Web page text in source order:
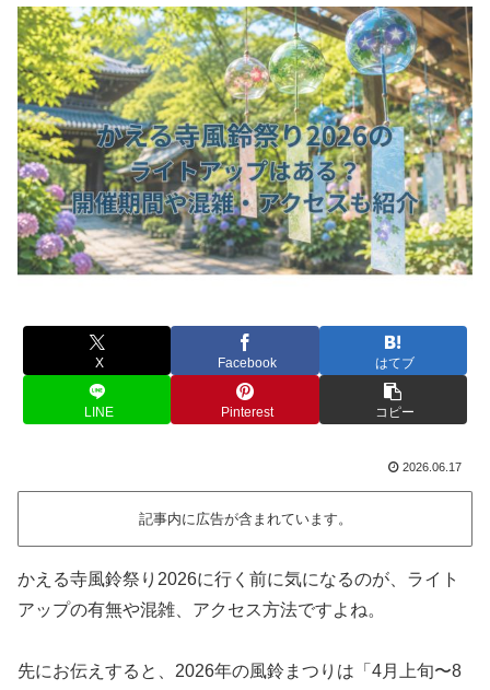
X Facebook はてブ
LINE Pinterest コピー
2026.06.17
記事内に広告が含まれています。
かえる寺風鈴祭り2026に行く前に気になるのが、ライト
アップの有無や混雑、アクセス方法ですよね。
先にお伝えすると、2026年の風鈴まつりは「4月上旬〜8